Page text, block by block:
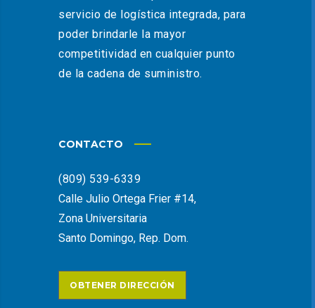
servicio de logística integrada, para
poder brindarle la mayor
competitividad en cualquier punto
de la cadena de suministro.
CONTACTO
(809) 539-6339
Calle Julio Ortega Frier #14,
Zona Universitaria
Santo Domingo, Rep. Dom.
OBTENER DIRECCIÓN